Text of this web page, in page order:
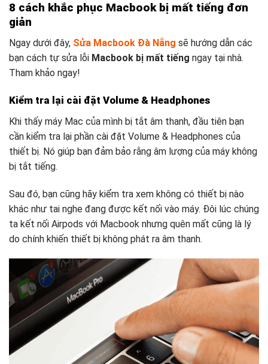
8 cách khắc phục Macbook bị mất tiếng đơn
giản
Ngay dưới đây, Sửa Macbook Đà Nẵng sẽ hướng dẫn các
bạn cách tự sửa lỗi Macbook bị mất tiếng ngay tại nhà.
Tham khảo ngay!
Kiểm tra lại cài đặt Volume & Headphones
Khi thấy máy Mac của mình bị tắt âm thanh, đầu tiên bạn
cần kiểm tra lại phần cài đặt Volume & Headphones của
thiết bị. Nó giúp bạn đảm bảo rằng âm lượng của máy không
bị tắt tiếng.
Sau đó, bạn cũng hãy kiểm tra xem không có thiết bị nào
khác như tai nghe đang được kết nối vào máy. Đôi lúc chúng
ta kết nối Airpods với Macbook nhưng quên mất cũng là lý
do chính khiến thiết bị không phát ra âm thanh.